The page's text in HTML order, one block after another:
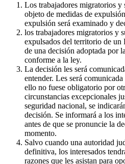
Los trabajadores migratorios y
objeto de medidas de
expulsión será examinado y
los trabajadores migratorios y
expulsados del territorio de un
de una decisión adoptada por
conforme a la ley.
La decisión les será
entender. Les será
ello no fuese obligatorio por
circunstancias excepcionales
seguridad nacional, se
decisión. Se informará a los
antes de que se pronuncie la
momento.
Salvo cuando una autoridad
definitiva, los interesados
razones que les asistan para